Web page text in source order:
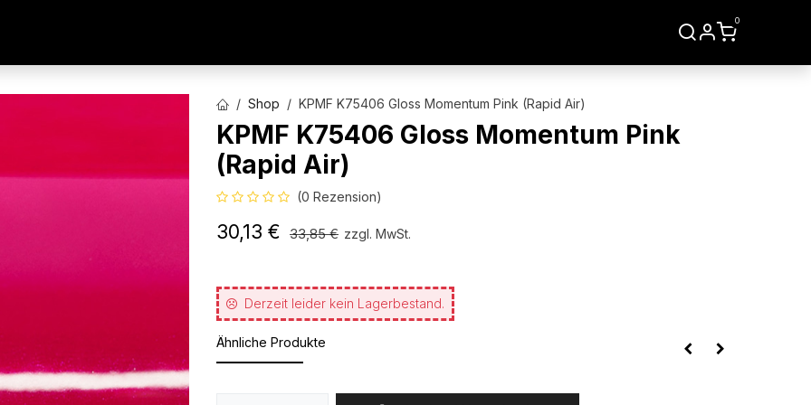
0
Shop KPMF K75406 Gloss Momentum Pink (Rapid Air)
KPMF K75406 Gloss Momentum Pink
(Rapid Air)
(0 Rezension)
30,13 € 33,85€ zzgl. MwSt.
Derzeit leider kein Lagerbestand.
Ähnliche Produkte